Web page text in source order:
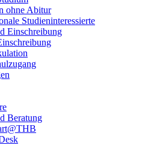
ohne Abitur
Studieninteressierte
Einschreibung
Beratung